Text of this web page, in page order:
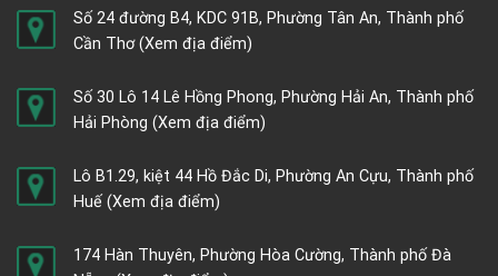
Số 24 đường B4, KDC 91B, Phường Tân An, Thành phố
Cần Thơ(Xem địa điểm)
Số 30 Lô 14 Lê Hồng Phong, Phường Hải An, Thành phố
Hải Phòng (Xem địa điểm)
Lô B1.29, kiệt 44 Hồ Đắc Di, Phường An Cựu, Thành phố
Huế (Xem địa điểm)
174 Hàn Thuyên, Phường Hòa Cường, Thành phố Đà